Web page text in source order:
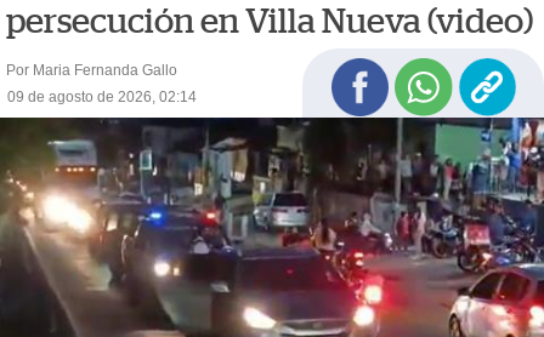
persecución en Villa Nueva (video)
Por Maria Fernanda Gallo
09 de agosto de 2026, 02:14